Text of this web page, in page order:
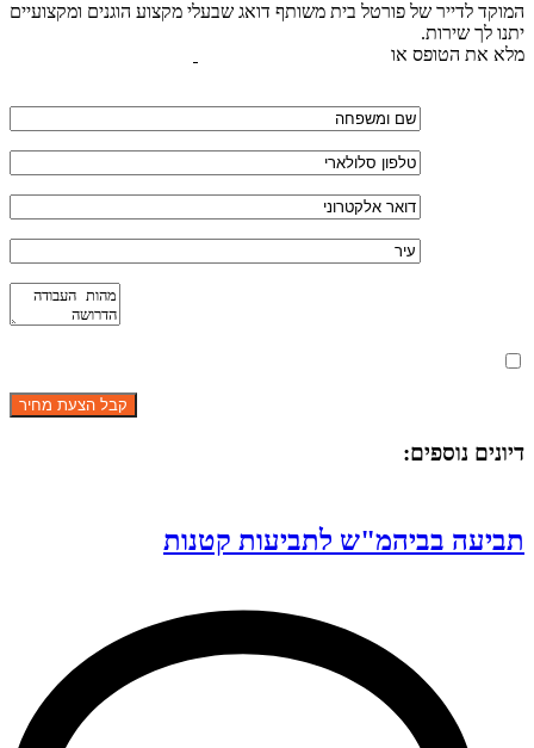
המוקד לדייר של פורטל בית משותף דואג שבעלי מקצוע הוגנים ומקצועיים
יתנו לך שירות.
מלא את הטופס או
דיונים נוספים:
תביעה בביהמ"ש לתביעות קטנות